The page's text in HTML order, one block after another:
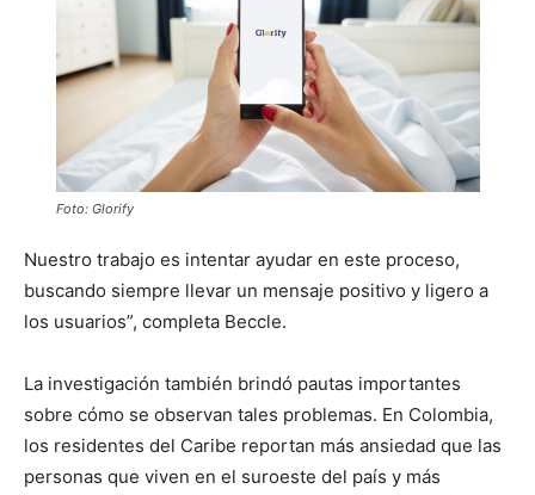
Foto: Glorify
Nuestro trabajo es intentar ayudar en este proceso,
buscando siempre llevar un mensaje positivo y ligero a
los usuarios”, completa Beccle.
La investigación también brindó pautas importantes
sobre cómo se observan tales problemas. En Colombia,
los residentes del Caribe reportan más ansiedad que las
personas que viven en el suroeste del país y más